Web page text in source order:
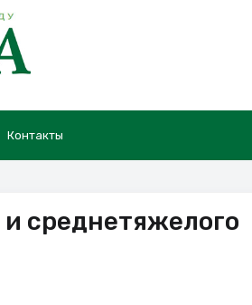
Контакты
и среднетяжелого